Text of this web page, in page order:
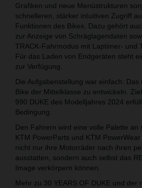
Grafiken und neue Menüstrukturen
schnelleren, stärker intuitiven Zugriff
Funktionen des Bikes. Dazu gehört
zur Anzeige von Schräglagendaten
TRACK-Fahrmodus mit Laptimer- und
Für das Laden von Endgeräten steht
zur Verfügung.
Die Aufgabenstellung war einfach: Das
Bike der Mittelklasse zu entwickeln.
990 DUKE des Modelljahres 2024
Bedingung.
Den Fahrern wird eine volle Palette an
KTM PowerParts und KTM
nicht nur ihre Motorräder nach ihren
ausstatten, sondern auch selbst das
Image verkörpern können.
Mehr zu 30 YEARS OF DUKE und der